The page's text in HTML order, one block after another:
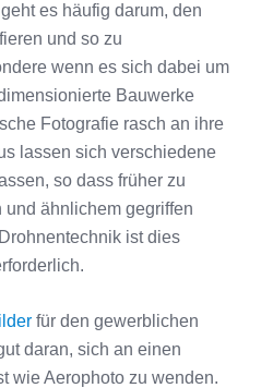
es häufig darum, den
und so zu
wenn es sich dabei um
Bauwerke
Fotografie rasch an ihre
lassen sich verschiedene
so dass früher zu
und ähnlichem gegriffen
ist dies
für den gewerblichen
daran, sich an einen
wie Aerophoto zu wenden.